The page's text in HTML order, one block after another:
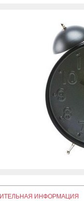
ИНФОРМАЦИЯ